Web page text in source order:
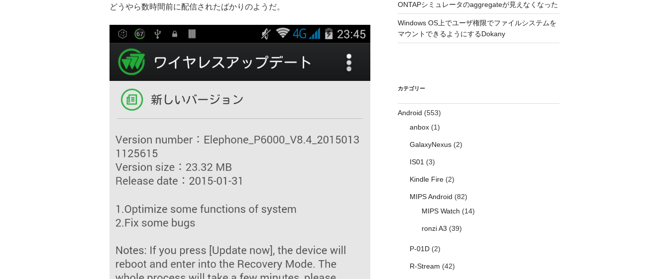
どうやら数時間前に配信されたばかりのようだ。 ONTAPシミュレータのaggregateが見えなくなった
Windows OS上でユーザ権限でファイルシステムを
マウントできるようにするDokany
カテゴリー
Android (553)
anbox(1)
GalaxyNexus(2)
IS01(3)
Kindle Fire(2)
MIPS Android (82)
MIPS Watch (14)
ronzi A3 (39)
P-01D(2)
R-Stream (42)